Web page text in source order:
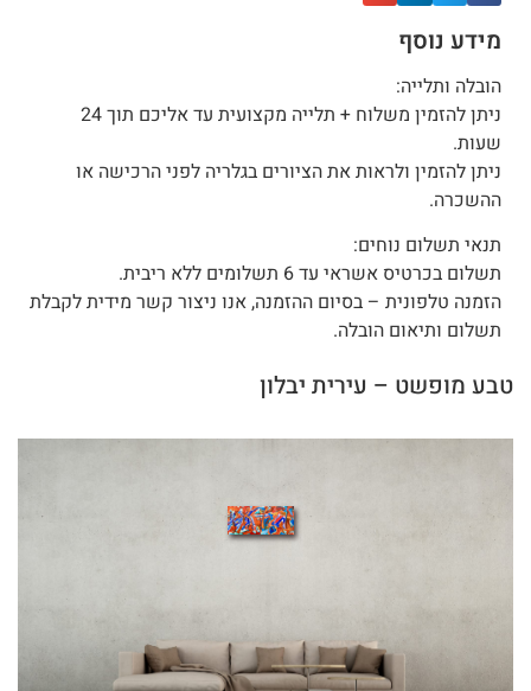
מידע נוסף
הובלה ותלייה:
ניתן להזמין משלוח + תלייה מקצועית עד אליכם תוך 24
שעות.
ניתן להזמין ולראות את הציורים בגלריה לפני הרכישה או
ההשכרה.
תנאי תשלום נוחים:
תשלום בכרטיס אשראי עד 6 תשלומים ללא ריבית.
הזמנה טלפונית – בסיום ההזמנה, אנו ניצור קשר מידית לקבלת
תשלום ותיאום הובלה.
טבע מופשט – עירית יבלון